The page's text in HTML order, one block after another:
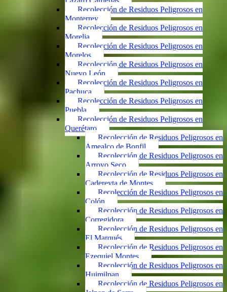
Recolección de Residuos Peligrosos en
Monterrey
Recolección de Residuos Peligrosos en
Morelia
Recolección de Residuos Peligrosos en
Morelos
Recolección de Residuos Peligrosos en
Nuevo León
Recolección de Residuos Peligrosos en
Pachuca
Recolección de Residuos Peligrosos en
Puebla
Recolección de Residuos Peligrosos en
Querétaro
Recolección de Residuos Peligrosos en
Amealco de Bonfil
Recolección de Residuos Peligrosos en
Arroyo Seco
Recolección de Residuos Peligrosos en
Cadereyta de Montes
Recolección de Residuos Peligrosos en
Colón
Recolección de Residuos Peligrosos en
Corregidora
Recolección de Residuos Peligrosos en
El Marqués
Recolección de Residuos Peligrosos en
Ezequiel Montes
Recolección de Residuos Peligrosos en
Huimilpan
Recolección de Residuos Peligrosos en